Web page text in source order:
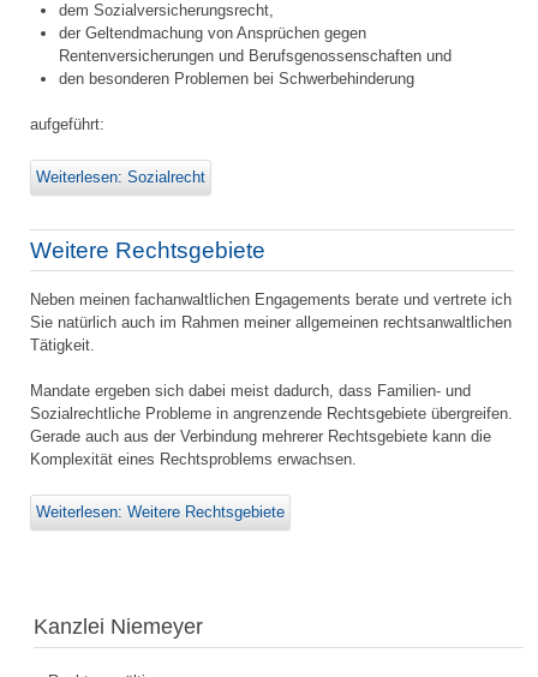
dem Sozialversicherungsrecht,
der Geltendmachung von Ansprüchen gegen
Rentenversicherungen und Berufsgenossenschaften und
den besonderen Problemen bei Schwerbehinderung
aufgeführt:
Weiterlesen: Sozialrecht
Weitere Rechtsgebiete
Neben meinen fachanwaltlichen Engagements berate und vertrete ich
Sie natürlich auch im Rahmen meiner allgemeinen rechtsanwaltlichen
Tätigkeit.
Mandate ergeben sich dabei meist dadurch, dass Familien- und
Sozialrechtliche Probleme in angrenzende Rechtsgebiete übergreifen.
Gerade auch aus der Verbindung mehrerer Rechtsgebiete kann die
Komplexität eines Rechtsproblems erwachsen.
Weiterlesen: Weitere Rechtsgebiete
Kanzlei Niemeyer